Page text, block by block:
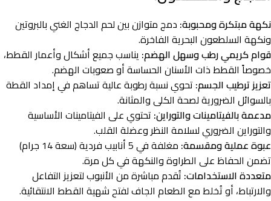
نكهة مبتكرة ومحبوبة: دمج متوازن بين لحم الدجاج الغني بالبروتين
ونكهة السلطعون البحرية الفاخرة.
قوام كريمي رطب وسهل الهضم: يناسب جميع أشكال وأعمار القطط،
خصوصاً القطط ذات الأسنان الحساسة أو صعوبات الهضم.
تعزيز ترطيب الجسم: تحوي نسبة رطوبة عالية تساهم في إمداد القطة
بالسوائل الضرورية لصحة الكلى والمثانة.
مدعمة بالفيتامينات والتوراين: تحتوي على الفيتامينات الأساسية
والتوراين الضروري لسلامة النظر وعضلة القلب.
عبوة عملية ومقسمة:
مغلفة في 5 أنابيب فردية (سعة 14 جرام)
تضمن الحفاظ على الطراوة والنكهة في كل مرة.
متعددة الاستخدامات: تُقدم مباشرة من الأنبوب لتعزيز التفاعل
والارتباط، أو تُخلط مع الطعام الجاف لفتح شهية القطط الانتقائية.